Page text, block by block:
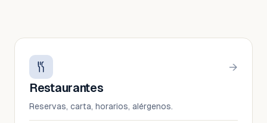
→
Restaurantes
Reservas, carta, horarios, alérgenos.